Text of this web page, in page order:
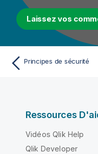
Laissez vos
Principes de sécurité
Ressources
Vidéos Qlik Help
Qlik Developer